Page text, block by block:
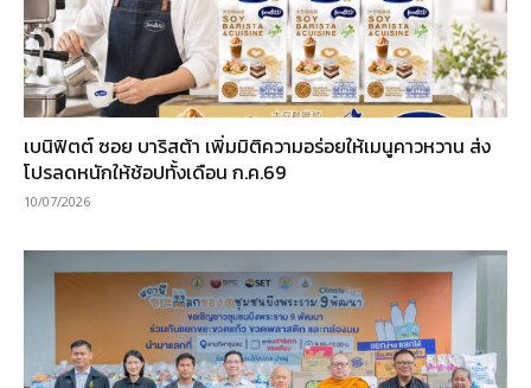
เบนิฟิตต์ ซอย บาริสต้า เพิ่มมิติความอร่อยให้เมนูคาวหวาน ส่ง
โปรลดหนักให้ช้อปทั้งเดือน ก.ค.69
10/07/2026